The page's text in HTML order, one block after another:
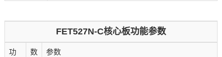
FET527N-C核心板功能参数
功
数
参数